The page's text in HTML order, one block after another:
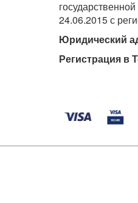
24.06.2015 с
Юридический
Регистрация в